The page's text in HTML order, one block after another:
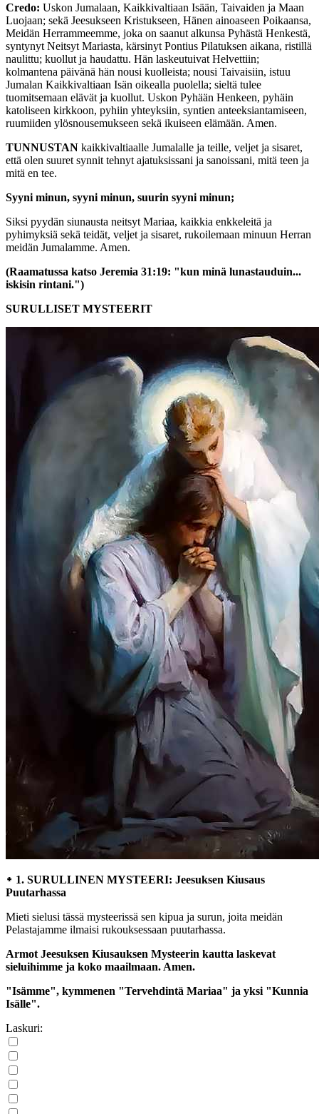
Credo: Uskon Jumalaan, Kaikkivaltiaan Isään, Taivaiden ja Maan
Luojaan; sekä Jeesukseen Kristukseen, Hänen ainoaseen Poikaansa,
Meidän Herrammeemme, joka on saanut alkunsa Pyhästä Henkestä,
syntynyt Neitsyt Mariasta, kärsinyt Pontius Pilatuksen aikana, ristillä
naulittu; kuollut ja haudattu. Hän laskeutuivat Helvettiin;
kolmantena päivänä hän nousi kuolleista; nousi Taivaisiin, istuu
Jumalan Kaikkivaltiaan Isän oikealla puolella; sieltä tulee
tuomitsemaan elävät ja kuollut. Uskon Pyhään Henkeen, pyhäin
katoliseen kirkkoon, pyhiin yhteyksiin, syntien anteeksiantamiseen,
ruumiiden ylösnousemukseen sekä ikuiseen elämään. Amen.
TUNNUSTAN kaikkivaltiaalle Jumalalle ja teille, veljet ja sisaret,
että olen suuret synnit tehnyt ajatuksissani ja sanoissani, mitä teen ja
mitä en tee.
Syyni minun, syyni minun, suurin syyni minun;
Siksi pyydän siunausta neitsyt Mariaa, kaikkia enkkeleitä ja
pyhimyksiä sekä teidät, veljet ja sisaret, rukoilemaan minuun Herran
meidän Jumalamme. Amen.
(Raamatussa katso Jeremia 31:19: "kun minä lunastauduin...
iskisin rintani.")
SURULLISET MYSTEERIT
᛭ 1. SURULLINEN MYSTEERI: Jeesuksen Kiusaus
Puutarhassa
Mieti sielusi tässä mysteerissä sen kipua ja surun, joita meidän
Pelastajamme ilmaisi rukouksessaan puutarhassa.
Armot Jeesuksen Kiusauksen Mysteerin kautta laskevat
sieluihimme ja koko maailmaan. Amen.
"Isämme", kymmenen "Tervehdintä Mariaa" ja yksi "Kunnia
Isälle".
Laskuri: